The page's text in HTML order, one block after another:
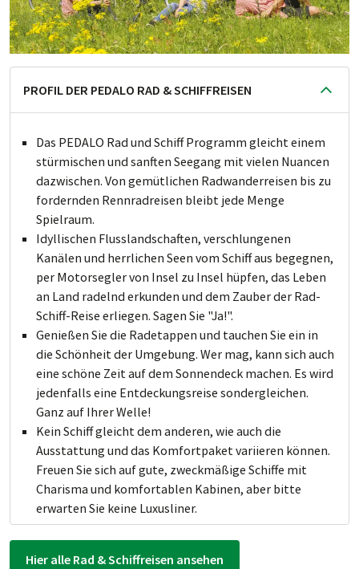
PROFIL DER PEDALO RAD & SCHIFFREISEN
Das PEDALO Rad und Schiff Programm gleicht einem
stürmischen und sanften Seegang mit vielen Nuancen
dazwischen. Von gemütlichen Radwanderreisen bis zu
fordernden Rennradreisen bleibt jede Menge
Spielraum.
Idyllischen Flusslandschaften, verschlungenen
Kanälen und herrlichen Seen vom Schiff aus begegnen,
per Motorsegler von Insel zu Insel hüpfen, das Leben
an Land radelnd erkunden und dem Zauber der Rad-
Schiff-Reise erliegen. Sagen Sie "Ja!".
Genießen Sie die Radetappen und tauchen Sie ein in
die Schönheit der Umgebung. Wer mag, kann sich auch
eine schöne Zeit auf dem Sonnendeck machen. Es wird
jedenfalls eine Entdeckungsreise sondergleichen.
Ganz auf Ihrer Welle!
Kein Schiff gleicht dem anderen, wie auch die
Ausstattung und das Komfortpaket variieren können.
Freuen Sie sich auf gute, zweckmäßige Schiffe mit
Charisma und komfortablen Kabinen, aber bitte
erwarten Sie keine Luxusliner.
Hier alle Rad & Schiffreisen ansehen